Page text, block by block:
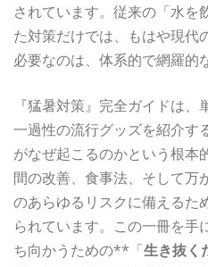
されています。従来の「水を
た対策だけでは、もはや現代
必要なのは、体系的で網羅的
『猛暑対策』完全ガイドは、
一過性の流行グッズを紹介す
がなぜ起こるのかという根本
間の改善、食事法、そして万
のあらゆるリスクに備えるた
られています。この一冊を手
ち向かうための**「生き抜く